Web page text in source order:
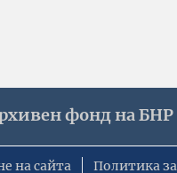
фонд на БНР
на сайта Политика